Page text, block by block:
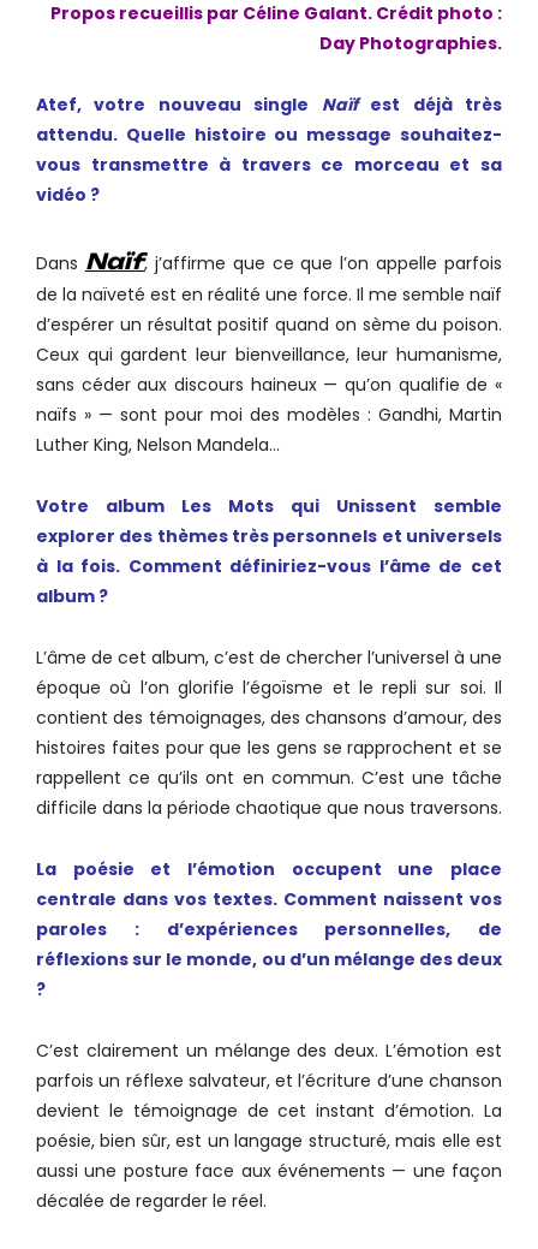
Propos recueillis par Céline Galant. Crédit photo :
Day Photographies.
Atef, votre nouveau single Naïfest déjà très
attendu. Quelle histoire ou message souhaitez-
vous transmettre à travers ce morceau et sa
vidéo ?
Dans Naïf, j’affirme que ce que l’on appelle parfois
de la naïveté est en réalité une force. Il me semble naïf
d’espérer un résultat positif quand on sème du poison.
Ceux qui gardent leur bienveillance, leur humanisme,
sans céder aux discours haineux — qu’on qualifie de «
naïfs » — sont pour moi des modèles : Gandhi, Martin
Luther King, Nelson Mandela…
Votre album Les Mots qui Unissent semble
explorer des thèmes très personnels et universels
à la fois. Comment définiriez-vous l’âme de cet
album ?
L’âme de cet album, c’est de chercher l’universel à une
époque où l’on glorifie l’égoïsme et le repli sur soi. Il
contient des témoignages, des chansons d’amour, des
histoires faites pour que les gens se rapprochent et se
rappellent ce qu’ils ont en commun. C’est une tâche
difficile dans la période chaotique que nous traversons.
La poésie et l’émotion occupent une place
centrale dans vos textes. Comment naissent vos
paroles : d’expériences personnelles, de
réflexions sur le monde, ou d’un mélange des deux
?
C’est clairement un mélange des deux. L’émotion est
parfois un réflexe salvateur, et l’écriture d’une chanson
devient le témoignage de cet instant d’émotion. La
poésie, bien sûr, est un langage structuré, mais elle est
aussi une posture face aux événements — une façon
décalée de regarder le réel.